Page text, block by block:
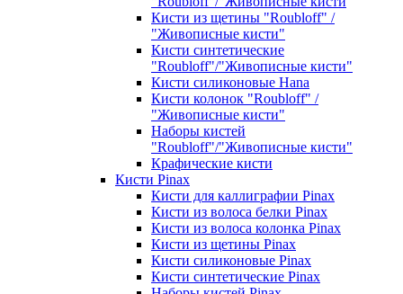
Кисти из щетины "Roubloff" /
"Живописные кисти"
Кисти синтетические
"Roubloff"/"Живописные кисти"
Кисти силиконовые Hana
Кисти колонок "Roubloff" /
"Живописные кисти"
Наборы кистей
"Roubloff"/"Живописные кисти"
Крафические кисти
Кисти Pinax
Кисти для каллиграфии Pinax
Кисти из волоса белки Pinax
Кисти из волоса колонка Pinax
Кисти из щетины Pinax
Кисти силиконовые Pinax
Кисти синтетические Pinax